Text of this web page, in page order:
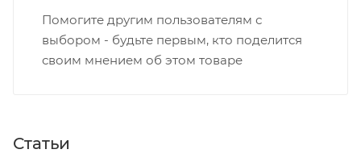
Помогите другим пользователям с
выбором - будьте первым, кто поделится
своим мнением об этом товаре
Статьи